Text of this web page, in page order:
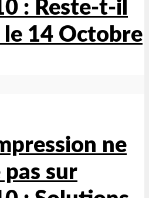
: Reste-t-il
14 Octobre
ne
sur